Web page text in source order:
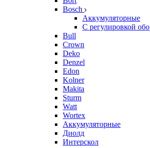
Bosch
Аккумуляторные
С регулировкой
Bull
Crown
Deko
Denzel
Edon
Kolner
Makita
Sturm
Watt
Wortex
Аккумуляторные
Диолд
Интерскол